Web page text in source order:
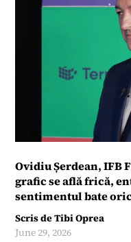
Ovidiu Șerdean, IFB
grafic se află frică,
sentimentul bate
Scris deTibi Oprea
June 29, 2026